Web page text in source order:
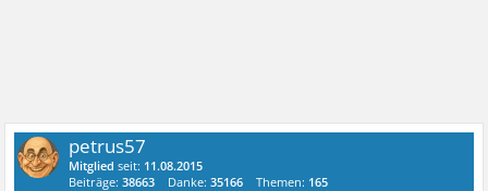
petrus57
Mitglied seit: 11.08.2015
Beiträge:38663 Danke:35166 Themen: 165